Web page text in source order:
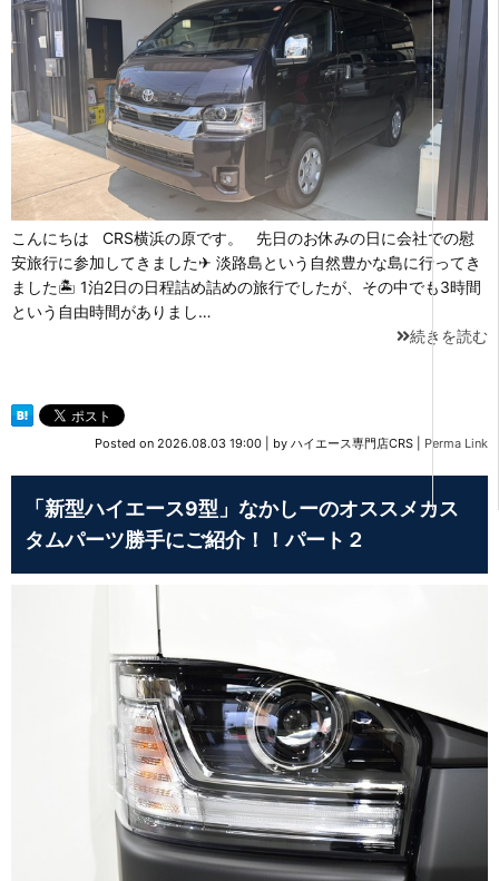
こんにちは CRS横浜の原です。 先日のお休みの日に会社での慰
安旅行に参加してきました✈ 淡路島という自然豊かな島に行ってき
ました🏝 1泊2日の日程詰め詰めの旅行でしたが、その中でも3時間
という自由時間がありまし…
続きを読む
Posted on 2026.08.03 19:00 by ハイエース専門店CRS Perma Link
「新型ハイエース9型」なかしーのオススメカス
タムパーツ勝手にご紹介！！パート２